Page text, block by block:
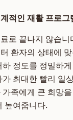
적인 재활 프로그
로 끝나지 않습
환자의 상태에
정도를 정밀하
최대한 빨리 일
족에게 큰 희망
높여줍니다.